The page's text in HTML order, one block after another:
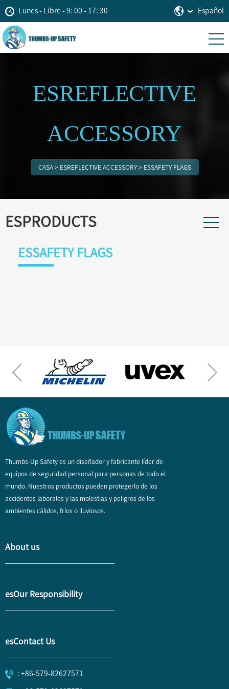
Lunes - Libre - 9: 00 - 17: 30 Español
ESREFLECTIVE
ACCESSORY
CASA> ESREFLECTIVE ACCESSORY> ESSAFETY FLAGS
ESPRODUCTS
ESSAFETY FLAGS
Thumbs-Up Safety es un diseñador y fabricante líder de
equipos de seguridad personal para personas de todo el
mundo. Nuestros productos pueden protegerlo de los
accidentes laborales y las molestias y peligros de los
ambientes cálidos, fríos o lluviosos.
About us
esOur Responsibility
esContact Us
: +86-579-82627571